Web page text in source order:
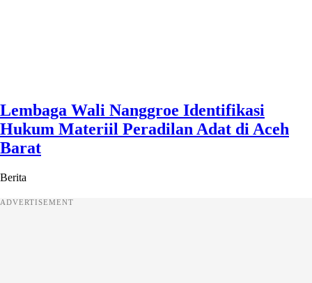
Lembaga Wali Nanggroe Identifikasi
Hukum Materiil Peradilan Adat di Aceh
Barat
Berita
ADVERTISEMENT